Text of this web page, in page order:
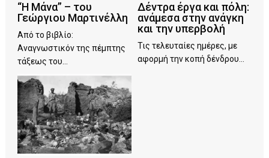
“Η Μάνα” – του
Γεώργιου Μαρτινέλλη
Από το βιβλίο:
Αναγνωστικόν της πέμπτης
τάξεως του...
Δέντρα έργα και πόλη:
ανάμεσα στην ανάγκη
και την υπερβολή
Τις τελευταίες ημέρες, με
αφορμή την κοπή δένδρου...